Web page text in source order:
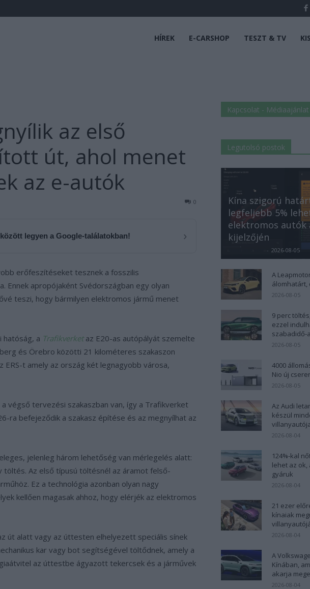
HÍREK E-CARSHOP TESZT & TV
az első
út, ahol menet
az e-autók
0
legyen a Google-találatokban! ›
erőfeszítéseket tesznek a fosszilis
Ennek apropójaként Svédországban egy olyan
teszi, hogy bármilyen elektromos jármű menet
hatóság, a Trafikverketaz E20-as autópályát szemelte
és Örebro közötti 21 kilométeres szakaszon
t amely az ország két legnagyobb városa,
végső tervezési szakaszban van, így a Trafikverket
ra befejeződik a szakasz építése és az megnyílhat az
jelenleg három lehetőség van mérlegelés alatt:
Az első típusú töltésnél az áramot felső-
Ez a technológia azonban olyan nagy
kellően magasak ahhoz, hogy elérjék az elektromos
út alatt vagy az úttesten elhelyezett speciális sínek
kar vagy bot segítségével töltődnek, amely a
az úttestbe ágyazott tekercsek és a járművek
Kapcsolat - Médiaajánlat
Legutolsó postok
Kína szigorú
legfeljebb 5%
elektromos
kijelzőjén
- 2026-08-05
A
álomhatárt,
2026-08-05
9 perc
ezzel
szabadidő-
2026-08-05
4000
Nio új
2026-08-05
Az Audi
készül
2026-08-04
124%-kal
lehet az ok,
gyáruk
2026-08-04
21 ezer
kínaiak
2026-08-04
A
Kínában,
akarja
2026-08-04